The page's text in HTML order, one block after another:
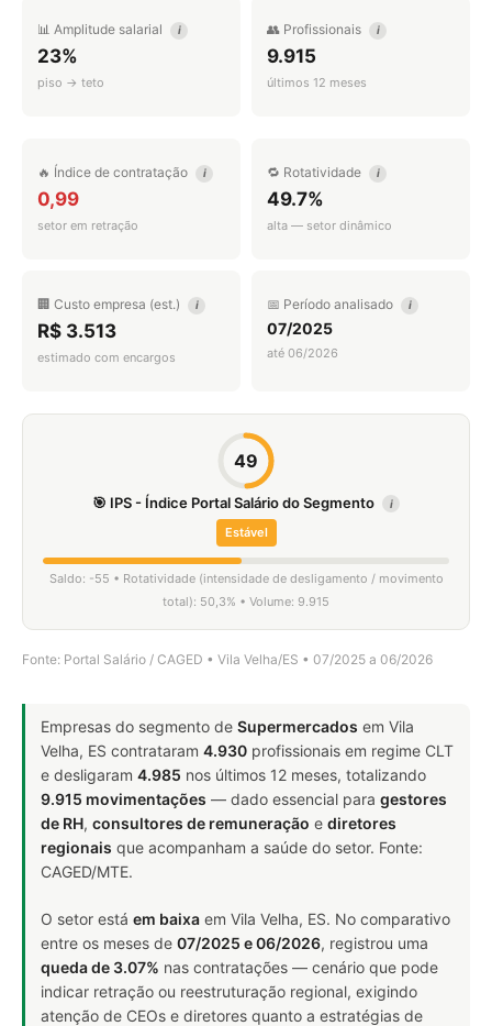
📊 Amplitude salarial i
23%
piso → teto
👥 Profissionais i
9.915
últimos 12 meses
🔥 Índice de contratação i
0,99
setor em retração
🔁 Rotatividade i
49.7%
alta — setor dinâmico
🏢 Custo empresa (est.) i
R$ 3.513
estimado com encargos
📅 Período analisado i
07/2025
até 06/2026
49
🎯 IPS - Índice Portal Salário do Segmento i
Estável
Saldo: -55 • Rotatividade (intensidade de desligamento / movimento
total): 50,3% • Volume: 9.915
Fonte: Portal Salário / CAGED • Vila Velha/ES • 07/2025 a 06/2026
Empresas do segmento de Supermercados em Vila
Velha, ES contrataram 4.930 profissionais em regime CLT
e desligaram 4.985 nos últimos 12 meses, totalizando
9.915 movimentações — dado essencial para gestores
de RH, consultores de remuneração e diretores
regionais que acompanham a saúde do setor. Fonte:
CAGED/MTE.
O setor está em baixa em Vila Velha, ES. No comparativo
entre os meses de 07/2025 e 06/2026, registrou uma
queda de 3.07% nas contratações — cenário que pode
indicar retração ou reestruturação regional, exigindo
atenção de CEOs e diretores quanto a estratégias de